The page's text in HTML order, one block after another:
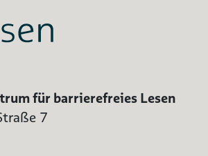
für barrierefreies Lesen
7